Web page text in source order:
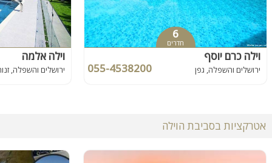
6
חדרים
וילה כרם יוסף
ירושלים והשפלה, גפן 055-4538200
וילה אלמה
ירושלים והשפלה,
אטרקציות בסביבת הוילה